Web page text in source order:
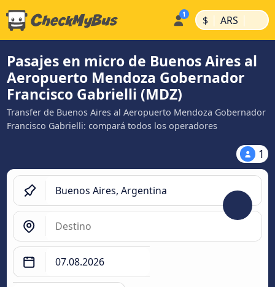
$ | ARS |
Pasajes en micro de Buenos Aires al
Aeropuerto Mendoza Gobernador
Francisco Gabrielli (MDZ)
Transfer de Buenos Aires al Aeropuerto Mendoza Gobernador
Francisco Gabrielli: compará todos los operadores
1